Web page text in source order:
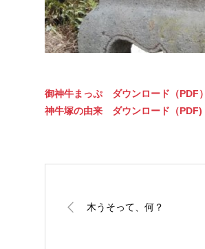
御神牛まっぷ ダウンロード（PDF）
神牛塚の由来 ダウンロード（PDF)
木うそって、何？